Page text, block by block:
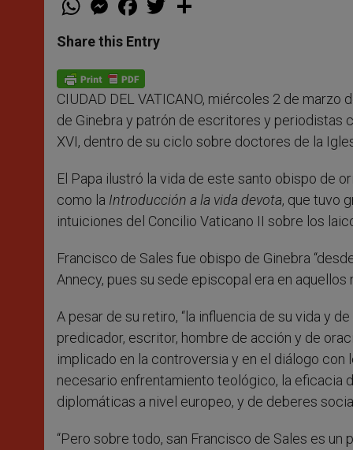
t
s
p
p
e
s
e
g
e
r
a
e
b
o
k
w
Share this Entry
CIUDAD DEL VATICANO, miércoles 2 de marzo
de Ginebra y patrón de escritores y periodistas
XVI, dentro de su ciclo sobre doctores de la
El Papa ilustró la vida de este santo obispo de
como la Introducción a la vida devota, que tuvo
intuiciones del Concilio Vaticano II sobre los
Francisco de Sales fue obispo de Ginebra
Annecy, pues su sede episcopal era en
A pesar de su retiro, “la influencia de su vida y
predicador, escritor, hombre de acción y de
implicado en la controversia y en el diálogo con
necesario enfrentamiento teológico, la eficacia
diplomáticas a nivel europeo, y de deberes
“Pero sobre todo, san Francisco de Sales es un